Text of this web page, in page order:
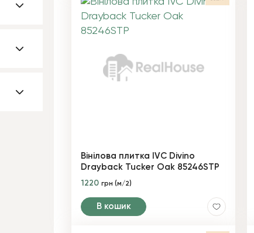
Вінілова плитка IVC Divino
Drayback Tucker Oak 85246STP
1220 грн (м/2)
В кошик